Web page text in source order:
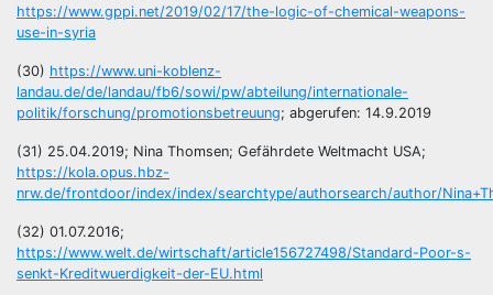
https://www.gppi.net/2019/02/17/the-logic-of-chemical-weapons-
use-in-syria
(30) https://www.uni-koblenz-
landau.de/de/landau/fb6/sowi/pw/abteilung/internationale-
politik/forschung/promotionsbetreuung; abgerufen: 14.9.2019
(31) 25.04.2019; Nina Thomsen; Gefährdete Weltmacht USA;
https://kola.opus.hbz-
nrw.de/frontdoor/index/index/searchtype/authorsearch/author/
(32) 01.07.2016;
https://www.welt.de/wirtschaft/article156727498/Standard-Poor-s-
senkt-Kreditwuerdigkeit-der-EU.html